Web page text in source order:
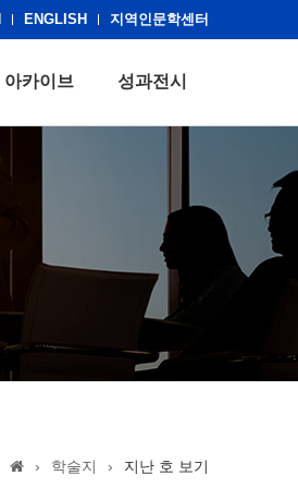
ENGLISH 지역인문학센터
아카이브 성과전시
› 학술지 › 지난 호 보기